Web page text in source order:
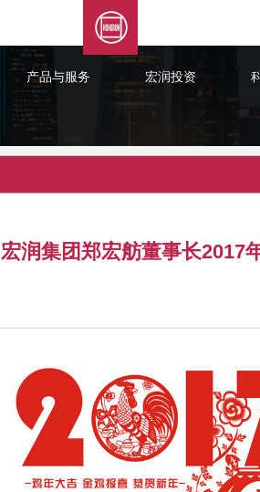
产品与服务 宏润投资
宏润集团郑宏舫董事长2017